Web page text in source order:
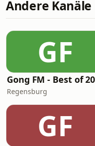
Andere Kanäle
GF
Regensburg
GF